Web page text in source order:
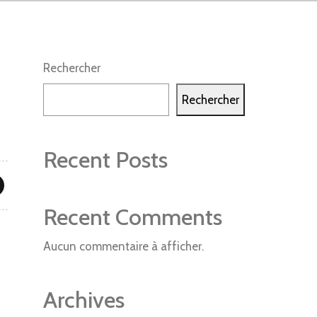
Rechercher
Rechercher
Recent Posts
Recent Comments
Aucun commentaire à afficher.
Archives